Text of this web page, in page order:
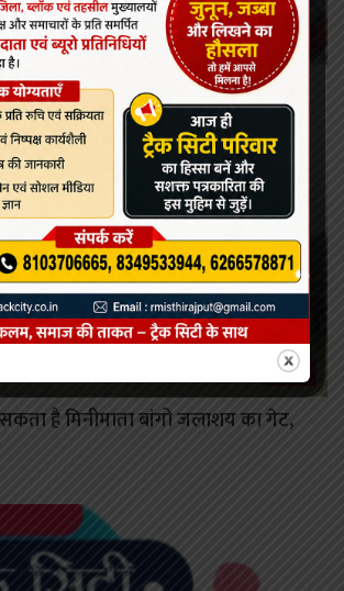
कोरबा
का चहुंमुखी विकास: लखन लाल देवांगन
कोरबा
है मिनीमाता बांगो जलाशय का गेट,